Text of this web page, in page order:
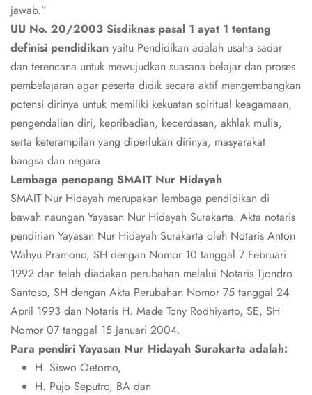
jawab.”
UU No. 20/2003 Sisdiknas pasal 1 ayat 1 tentang
definisi pendidikan yaitu Pendidikan adalah usaha sadar
dan terencana untuk mewujudkan suasana belajar dan proses
pembelajaran agar peserta didik secara aktif mengembangkan
potensi dirinya untuk memiliki kekuatan spiritual keagamaan,
pengendalian diri, kepribadian, kecerdasan, akhlak mulia,
serta keterampilan yang diperlukan dirinya, masyarakat
bangsa dan negara
Lembaga penopang SMAIT Nur Hidayah
SMAIT Nur Hidayah merupakan lembaga pendidikan di
bawah naungan Yayasan Nur Hidayah Surakarta. Akta notaris
pendirian Yayasan Nur Hidayah Surakarta oleh Notaris Anton
Wahyu Pramono, SH dengan Nomor 10 tanggal 7 Februari
1992 dan telah diadakan perubahan melalui Notaris Tjondro
Santoso, SH dengan Akta Perubahan Nomor 75 tanggal 24
April 1993 dan Notaris H. Made Tony Rodhiyarto, SE, SH
Nomor 07 tanggal 15 Januari 2004.
Para pendiri Yayasan Nur Hidayah Surakarta adalah:
H. Siswo Oetomo,
H. Pujo Seputro, BA dan